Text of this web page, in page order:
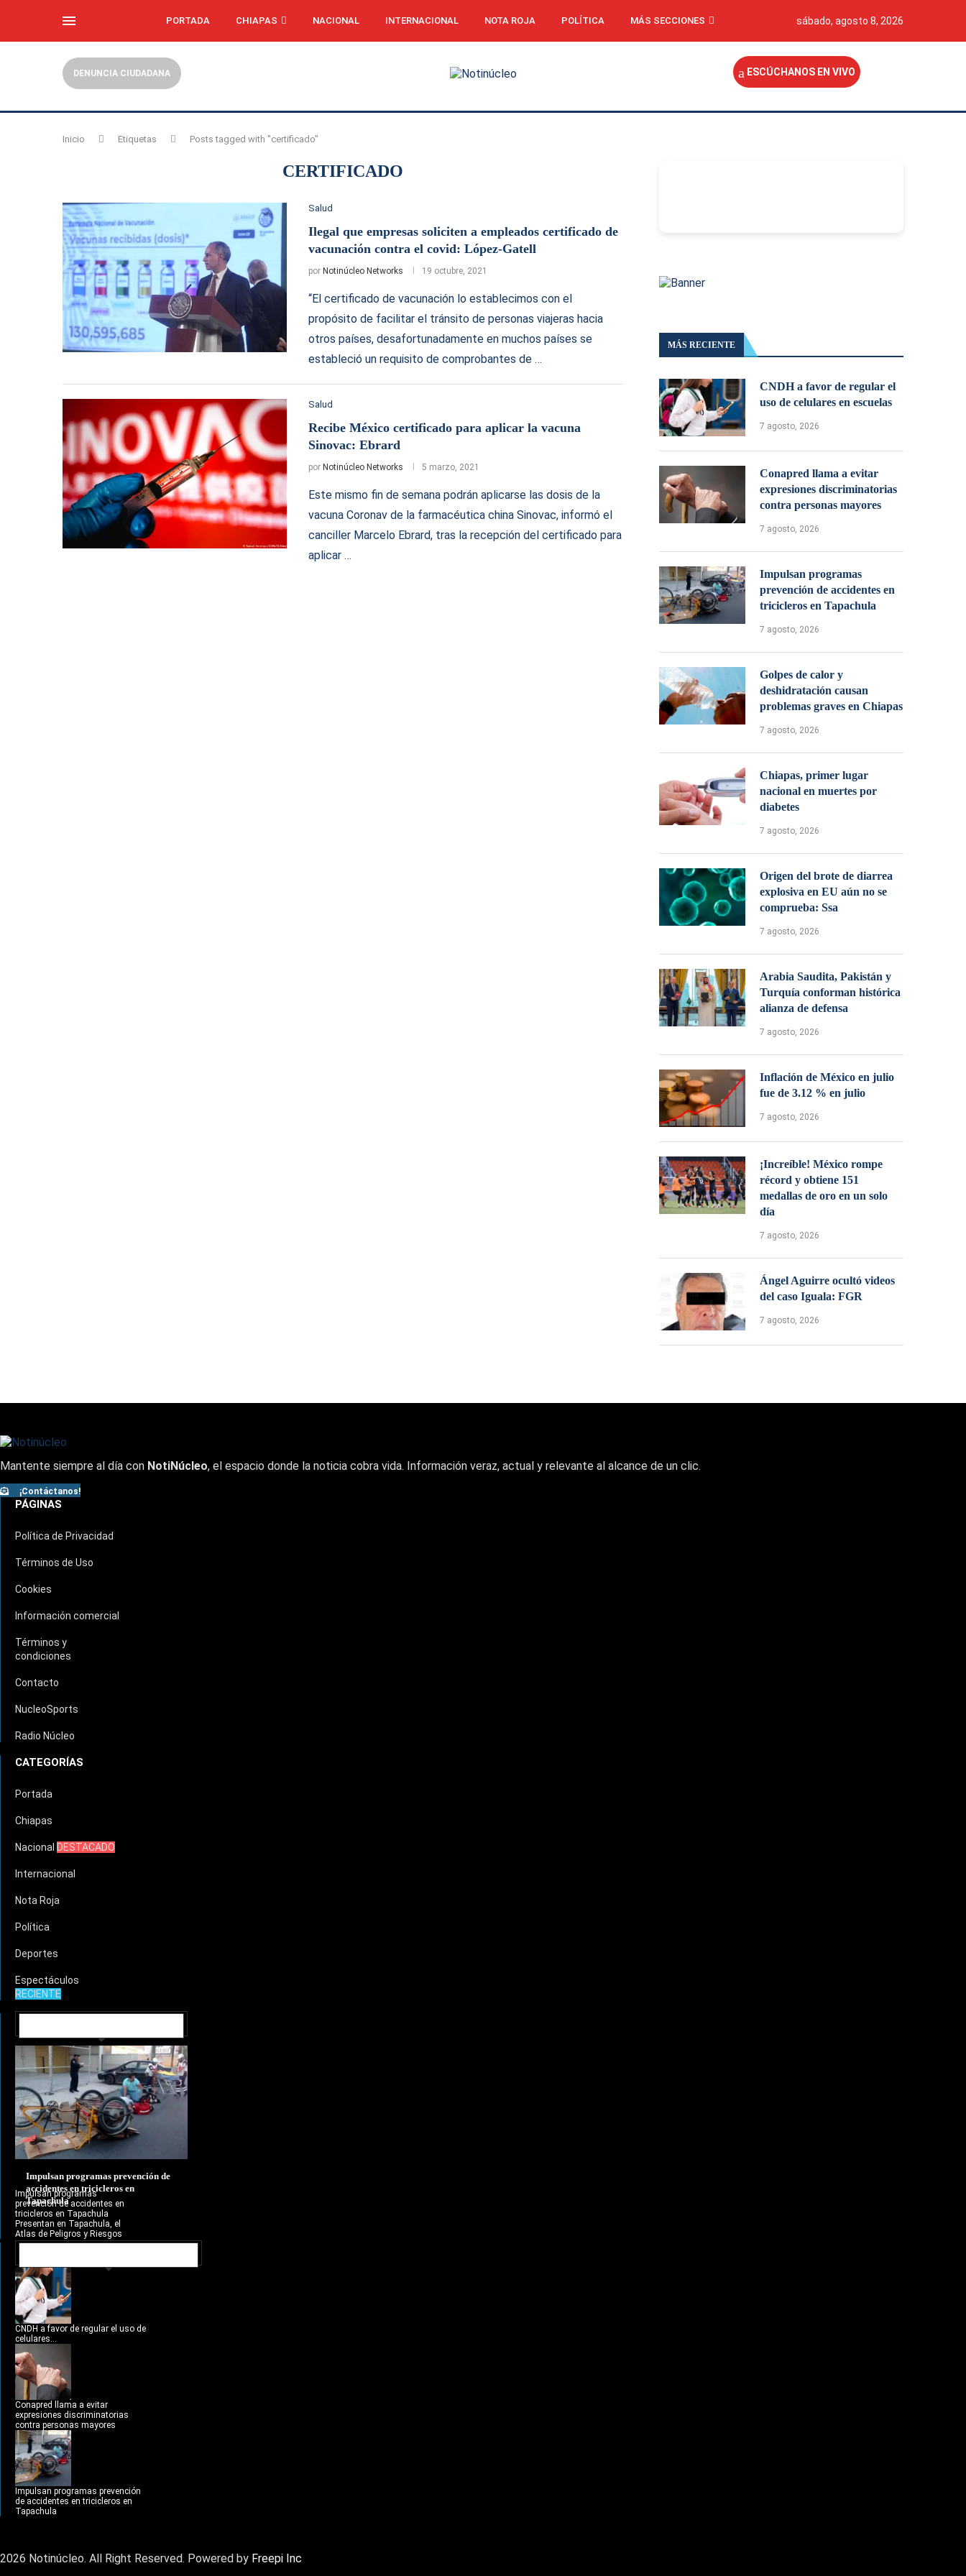
PORTADA CHIAPAS NACIONAL INTERNACIONAL NOTA ROJA POLÍTICA MÁS SECCIONES sábado, agosto 8, 2026
DENUNCIA CIUDADANA ESCÚCHANOS EN VIVO
Inicio Etiquetas Posts tagged with "certificado"
CERTIFICADO
Salud
Ilegal que empresas soliciten a empleados certificado de
vacunación contra el covid: López-Gatell
por Notinúcleo Networks 19 octubre, 2021
“El certificado de vacunación lo establecimos con el
propósito de facilitar el tránsito de personas viajeras hacia
otros países, desafortunadamente en muchos países se
estableció un requisito de comprobantes de …
Salud
Recibe México certificado para aplicar la vacuna
Sinovac: Ebrard
por Notinúcleo Networks 5 marzo, 2021
Este mismo fin de semana podrán aplicarse las dosis de la
vacuna Coronav de la farmacéutica china Sinovac, informó el
canciller Marcelo Ebrard, tras la recepción del certificado para
aplicar …
MÁS RECIENTE
CNDH a favor de regular el
uso de celulares en escuelas
7 agosto, 2026
Conapred llama a evitar
expresiones discriminatorias
contra personas mayores
7 agosto, 2026
Impulsan programas
prevención de accidentes en
tricicleros en Tapachula
7 agosto, 2026
Golpes de calor y
deshidratación causan
problemas graves en Chiapas
7 agosto, 2026
Chiapas, primer lugar
nacional en muertes por
diabetes
7 agosto, 2026
Origen del brote de diarrea
explosiva en EU aún no se
comprueba: Ssa
7 agosto, 2026
Arabia Saudita, Pakistán y
Turquía conforman histórica
alianza de defensa
7 agosto, 2026
Inflación de México en julio
fue de 3.12 % en julio
7 agosto, 2026
¡Increíble! México rompe
récord y obtiene 151
medallas de oro en un solo
día
7 agosto, 2026
Ángel Aguirre ocultó videos
del caso Iguala: FGR
7 agosto, 2026
Mantente siempre al día con NotiNúcleo, el espacio donde la noticia cobra vida. Información veraz, actual y relevante al alcance de un clic.
¡Contáctanos!
PÁGINAS
Política de Privacidad
Términos de Uso
Cookies
Información comercial
Términos y
condiciones
Contacto
NucleoSports
Radio Núcleo
CATEGORÍAS
Portada
Chiapas
Nacional DESTACADO
Internacional
Nota Roja
Política
Deportes
Espectáculos
RECIENTE
Impulsan programas prevención de
accidentes en tricicleros en
Tapachula
Impulsan programas
prevención de accidentes en
tricicleros en Tapachula
Presentan en Tapachula, el
Atlas de Peligros y Riesgos
CNDH a favor de regular el uso de
celulares...
Conapred llama a evitar
expresiones discriminatorias
contra personas mayores
Impulsan programas prevención
de accidentes en tricicleros en
Tapachula
2026 Notinúcleo. All Right Reserved. Powered by Freepi Inc